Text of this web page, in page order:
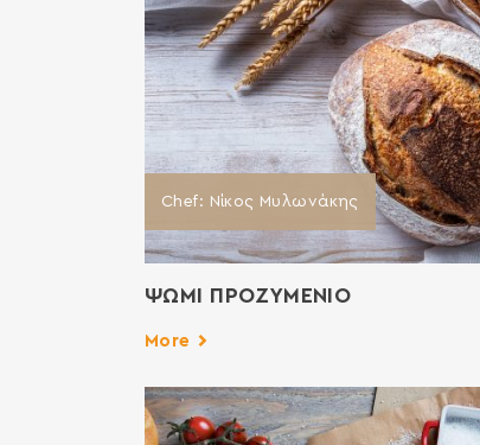
Chef: Νίκος Μυλωνάκης
ΨΩΜΙ ΠΡΟΖΥΜΕΝΙΟ
More